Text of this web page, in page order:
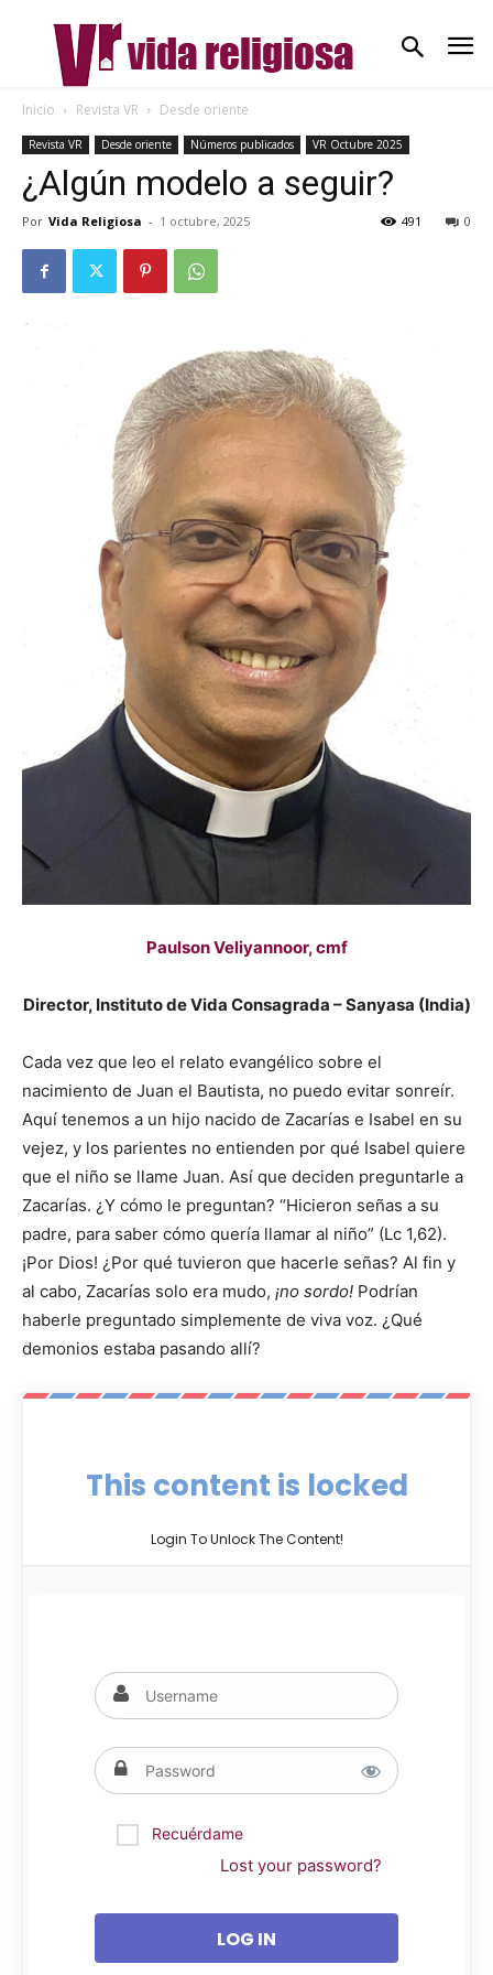
Inicio Revista VR Desde oriente
Revista VR Desde oriente Números publicados VR Octubre 2025
¿Algún modelo a seguir?
Por Vida Religiosa - 1 octubre, 2025 0
491
Paulson Veliyannoor, cmf
Director, Instituto de Vida Consagrada – Sanyasa (India)
Cada vez que leo el relato evangéli­co sobre el
nacimiento de Juan el Bautista, no puedo evitar sonreír.
Aquí tenemos a un hijo nacido de Za­carías e Isabel en su
vejez, y los pa­rientes no entienden por qué Isabel quiere
que el niño se llame Juan. Así que deciden preguntarle a
Zacarías. ¿Y cómo le preguntan? “Hicieron se­ñas a su
padre, para saber cómo que­ría llamar al niño” (Lc 1,62).
¡Por Dios! ¿Por qué tuvieron que hacerle señas? Al fin y
al cabo, Zacarías solo era mu­do, ¡no sordo! Podrían
haberle pre­guntado simplemente de viva voz. ¿Qué
demonios estaba pasando allí?
This content is locked
Login To Unlock The Content!
Recuérdame
Lost your password?